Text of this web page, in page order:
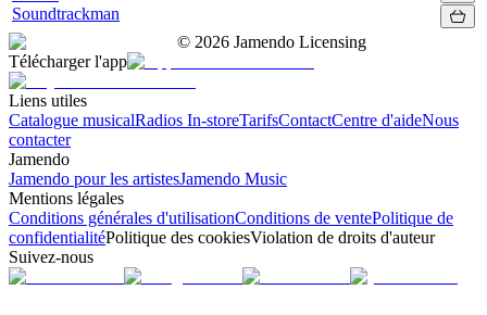
Soundtrackman
© 2026 Jamendo Licensing
Télécharger l'app
Liens utiles
Catalogue musicalRadios In-storeTarifsContactCentre d'aideNous
contacter
Jamendo
Jamendo pour les artistesJamendo Music
Mentions légales
Conditions générales d'utilisationConditions de ventePolitique de
confidentialitéPolitique des cookiesViolation de droits d'auteur
Suivez-nous